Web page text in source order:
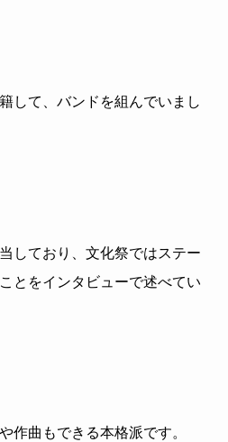
して、バンドを組んでいまし
しており、文化祭ではステー
とをインタビューで述べてい
作曲もできる本格派です。